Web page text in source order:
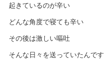
起きているのが辛い
どんな角度で寝ても辛い
その後は激しい嘔吐
そんな日々を送っていたんです